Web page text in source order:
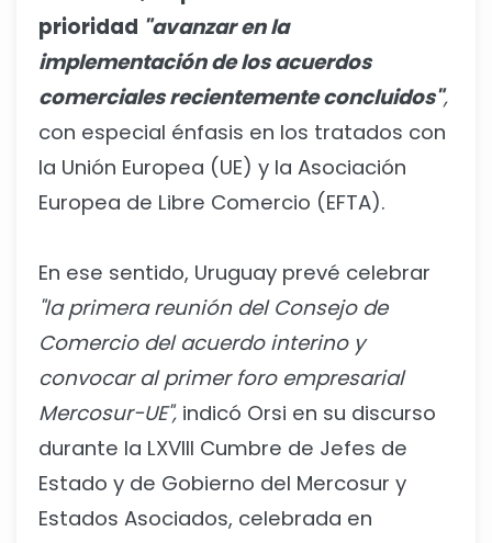
prioridad "avanzar en la
implementación de los acuerdos
comerciales recientemente concluidos",
con especial énfasis en los tratados con
la Unión Europea (UE) y la Asociación
Europea de Libre Comercio (EFTA).
En ese sentido, Uruguay prevé celebrar
"la primera reunión del Consejo de
Comercio del acuerdo interino y
convocar al primer foro empresarial
Mercosur-UE", indicó Orsi en su discurso
durante la LXVIII Cumbre de Jefes de
Estado y de Gobierno del Mercosur y
Estados Asociados, celebrada en